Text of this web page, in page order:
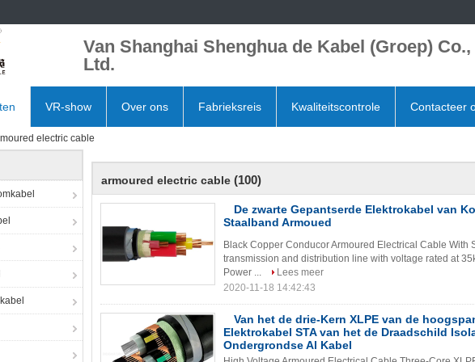
Van Shanghai Shenghua de Kabel (Groep) Co.,
Ltd.
VR-show Over ons Fabrieksreis Kwaliteitscontrole Contacteer
electric cable
armoured electric cable (100)
De zwarte Gepantserde Elektrokabel van
Staalband Armoued
Black Copper Conducor Armoured Electrical Cable With
transmission and distribution line with voltage rated at
Power ...
Lees meer
2020-11-18 14:42:43
Van het de drie-Kern XLPE van de
Elektrokabel STA van het de Draadschild
Ondergrondse Al Kabel